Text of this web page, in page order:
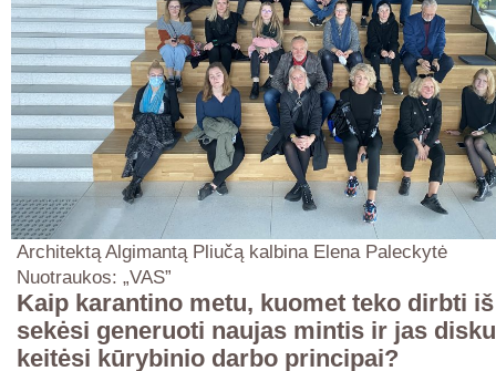
Architektą Algimantą Pliučą kalbina Elena Paleckytė
Nuotraukos: „VAS”
Kaip karantino metu, kuomet teko dirbti
sekėsi generuoti naujas mintis ir jas
keitėsi kūrybinio darbo principai?